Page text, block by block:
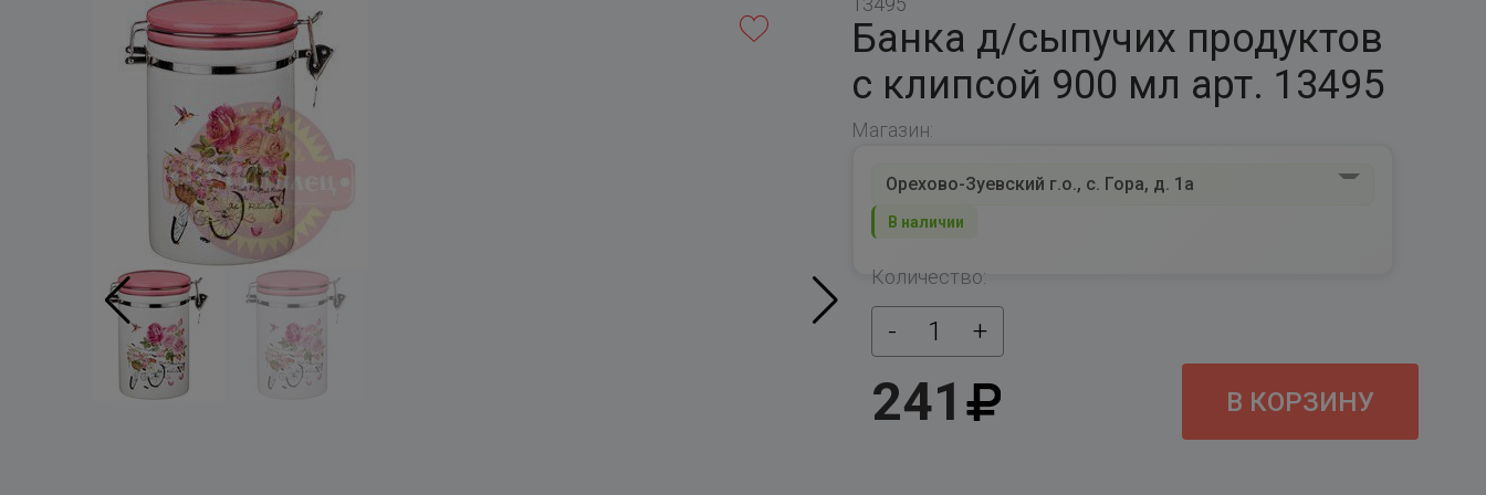
Банка д/сыпучих продуктов
с клипсой 900 мл арт. 13495
Магазин:
Орехово-Зуевский г.о., с. Гора, д. 1а
В наличии
Количество:
- 1 +
241 В КОРЗИНУ